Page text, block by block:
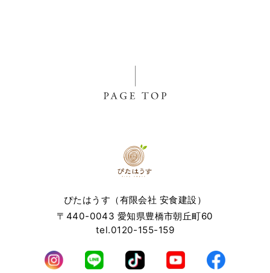
報，端末の個体識別情報などを指します。
第２条（プライバシー情報の収集方法）
カード番号，運転免許証番号などの個人情報をお尋ねするこ
とがあります。また，ユーザーと提携先などとの間でなされ
を当社の提携先（情報提供元，広告主，広告配信先などを含
みます。以下，｢提携先｣といいます。）などから収集するこ
とがあります。
当社は，ユーザーについて，利用したサービスやソフトウエ
検索キーワード，利用日時，利用方法，利用環境（携帯端末
ぴたはうす（有限会社 安食建設）
〒440-0043 愛知県豊橋市朝丘町60
tel.0120-155-159